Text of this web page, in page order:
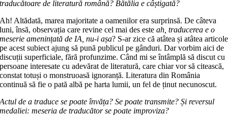
traducătoare de literatură română? Bătălia e câștigată?
Ah! Altădată, marea majoritate a oamenilor era surprinsă. De câteva
luni, însă, observația care revine cel mai des esteah, traducerea e o
meserie amenințată de IA, nu-i așa? S-ar zice că atâtea și atâtea articole
pe acest subiect ajung să pună publicul pe gânduri. Dar vorbim aici de
discuții superficiale, fără profunzime. Când mi se întâmplă să discut cu
persoane interesate cu adevărat de literatură, care chiar vor să citească,
constat totuși o monstruoasă ignoranță. Literatura din România
continuă să fie o pată albă pe harta lumii, un fel de ținut necunoscut.
Actul de a traduce se poate învăța? Se poate transmite? Și reversul
medaliei: meseria de traducător se poate improviza?